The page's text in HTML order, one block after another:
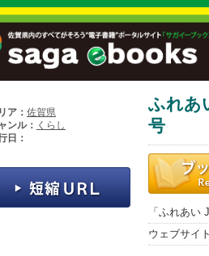
ア： 佐賀県
ンル： くらし
日：
ふれあ
号
「ふれあい
ウェブサイ